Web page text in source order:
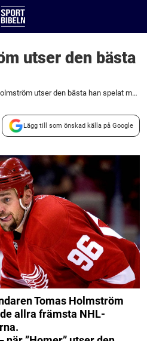
utser den bästa
Tomas Holmström utser den bästa han spelat med
Lägg till som önskad källa på Google
Tomas Holmström
allra främsta NHL-